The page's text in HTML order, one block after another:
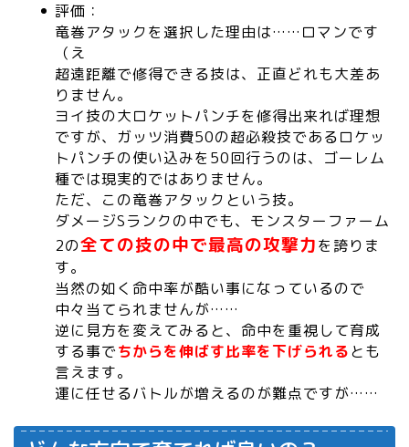
評価：
竜巻アタックを選択した理由は……ロマンです
（え
超遠距離で修得できる技は、正直どれも大差あ
りません。
ヨイ技の大ロケットパンチを修得出来れば理想
ですが、ガッツ消費50の超必殺技であるロケッ
トパンチの使い込みを50回行うのは、ゴーレム
種では現実的ではありません。
ただ、この竜巻アタックという技。
ダメージSランクの中でも、モンスターファーム
2の全ての技の中で最高の攻撃力を誇りま
す。
当然の如く命中率が酷い事になっているので
中々当てられませんが……
逆に見方を変えてみると、命中を重視して育成
する事でちからを伸ばす比率を下げられるとも
言えます。
運に任せるバトルが増えるのが難点ですが……